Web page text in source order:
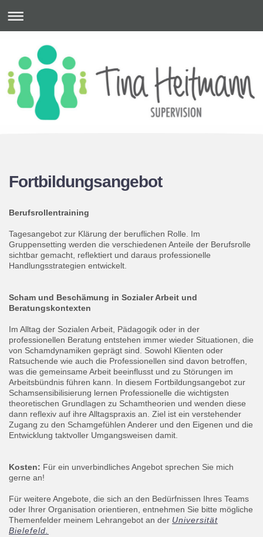
Fortbildungsangebot
Berufsrollentraining
Tagesangebot zur Klärung der beruflichen Rolle. Im
Gruppensetting werden die verschiedenen Anteile der Berufsrolle
sichtbar gemacht, reflektiert und daraus professionelle
Handlungsstrategien entwickelt.
Scham und Beschämung in Sozialer Arbeit und
Beratungskontexten
Im Alltag der Sozialen Arbeit, Pädagogik oder in der
professionellen Beratung entstehen immer wieder Situationen, die
von Schamdynamiken geprägt sind. Sowohl Klienten oder
Ratsuchende wie auch die Professionellen sind davon betroffen,
was die gemeinsame Arbeit beeinflusst und zu Störungen im
Arbeitsbündnis führen kann. In diesem Fortbildungsangebot zur
Schamsensibilisierung lernen Professionelle die wichtigsten
theoretischen Grundlagen zu Schamtheorien und wenden diese
dann reflexiv auf ihre Alltagspraxis an. Ziel ist ein verstehender
Zugang zu den Schamgefühlen Anderer und den Eigenen und die
Entwicklung taktvoller Umgangsweisen damit.
Kosten: Für ein unverbindliches Angebot sprechen Sie mich
gerne an!
Für weitere Angebote, die sich an den Bedürfnissen Ihres Teams
oder Ihrer Organisation orientieren, entnehmen Sie bitte mögliche
Themenfelder meinem Lehrangebot an der Universität
Bielefeld.